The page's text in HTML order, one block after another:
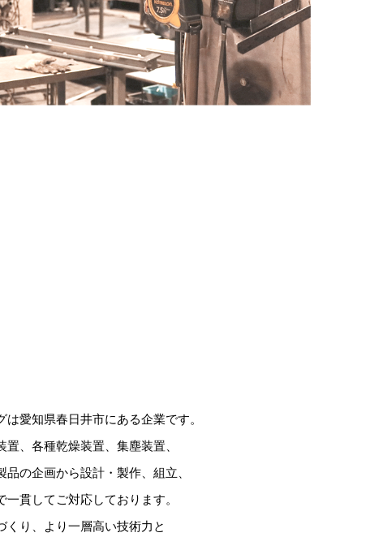
愛知県春日井市にある企業です。
、各種乾燥装置、集塵装置、
の企画から設計・製作、組立、
貫してご対応しております。
くり、より一層高い技術力と